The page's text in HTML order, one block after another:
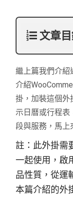
文章
繼上篇我們介紹
介紹
掛，加裝這個外
示日曆或行程表
段與服務，馬上
註：此外掛需
一起使用，啟
品性質，從運
本篇介紹的外